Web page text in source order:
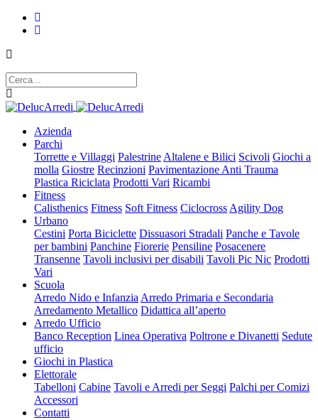
Azienda
Parchi
Torrette e Villaggi Palestrine Altalene e Bilici Scivoli Giochi a
molla Giostre Recinzioni Pavimentazione Anti Trauma
Plastica Riciclata Prodotti Vari Ricambi
Fitness
Calisthenics Fitness Soft Fitness Ciclocross Agility Dog
Urbano
Cestini Porta Biciclette Dissuasori Stradali Panche e Tavole
per bambini Panchine Fiorerie Pensiline Posacenere
Transenne Tavoli inclusivi per disabili Tavoli Pic Nic Prodotti
Vari
Scuola
Arredo Nido e Infanzia Arredo Primaria e Secondaria
Arredamento Metallico Didattica all’aperto
Arredo Ufficio
Banco Reception Linea Operativa Poltrone e Divanetti Sedute
ufficio
Giochi in Plastica
Elettorale
Tabelloni Cabine Tavoli e Arredi per Seggi Palchi per Comizi
Accessori
Contatti